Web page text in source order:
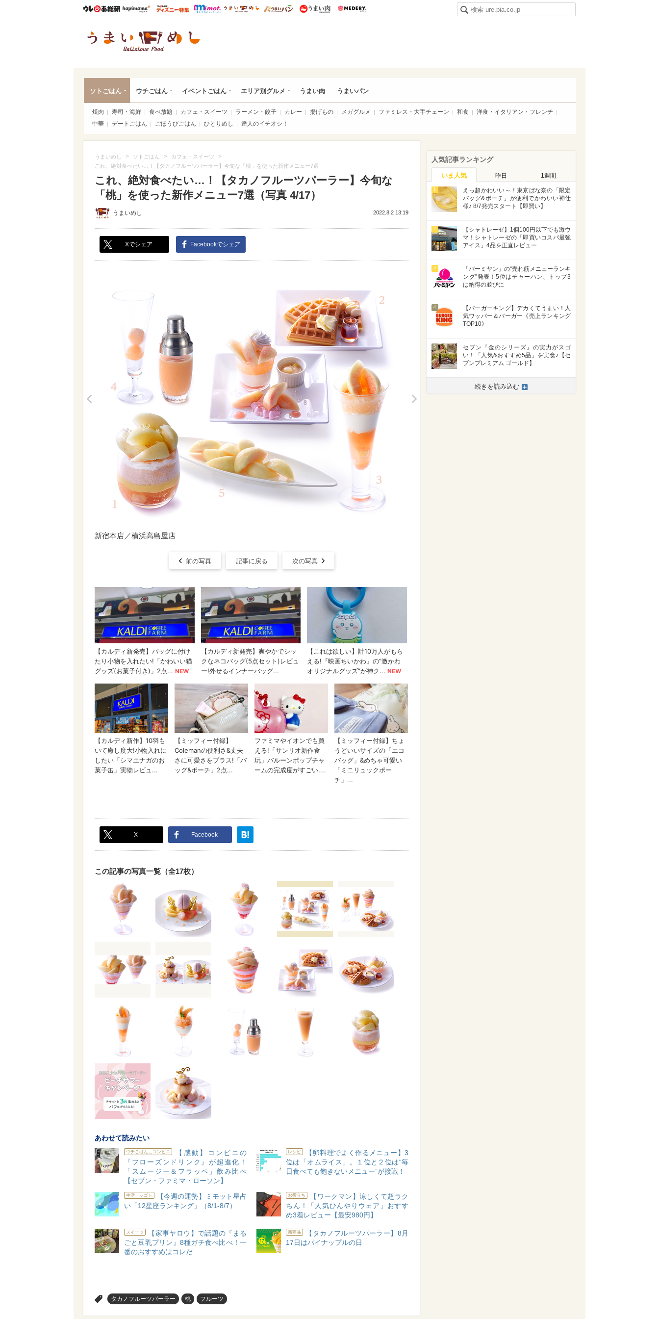
ウレぴあ総研ハピママ* ウレぴあ総研 ディズニー特集
mimot. うまいめし うまいパン うまい肉
ソトごはん ウチごはん イベントごはん エリア別グルメ うまい肉 うまいパン
焼肉 寿司・海鮮 食べ放題 カフェ・スイーツ ラーメン・餃子 カレー 揚げもの メガグルメ ファミレス・大手チェーン 和食
洋食・イタリアン・フレンチ
中華
デートごはん ごほうびごはん ひとりめし 達人のイチオシ！
うまいめし > ソトごはん > カフェ・スイーツ >
これ、絶対食べたい…！【タカノフルーツパーラー】今旬な「桃」を使った新作メニュー7選
これ、絶対食べたい…！【タカノフルーツパーラー】今旬な
「桃」を使った新作メニュー7選（写真 4/17）
うまいめし 2022.8.2 13:19
Xでシェア Facebookでシェア
新宿本店／横浜高島屋店
前の写真 記事に戻る 次の写真
X Facebook
この記事の写真一覧（全17枚）
あわせて読みたい
ウチごはん＿コンビニ
【感動】コンビニの
『フローズンドリンク』が超進化！
「スムージー＆フラッペ」飲み比べ
【セブン・ファミマ・ローソン】
レシピ
【卵料理でよく作るメニュー】3
位は「オムライス」。１位と２位は“毎
日食べても飽きないメニュー”が接戦！
生活・シゴト
【今週の運勢】ミモット星占
い「12星座ランキング」（8/1-8/7）
お役立ち
【ワークマン】涼しくて超ラク
ちん！「人気ひんやりウェア」おすす
め3着レビュー【最安980円】
スイーツ
【家事ヤロウ】で話題の『まる
ごと豆乳プリン』8種ガチ食べ比べ！一
番のおすすめはコレだ
新商品
【タカノフルーツパーラー】8月
17日はパイナップルの日
タカノフルーツパーラー 桃 フルーツ
人気記事ランキング
いま人気 昨日 1週間
1
えっ超かわいい～！東京ばな奈の「限定
バッグ&ポーチ」が便利でかわいい神仕
様♪ 8/7発売スタート【即買い】
2
【シャトレーゼ】1個100円以下でも激ウ
マ！シャトレーゼの「即買いコスパ最強
アイス」4品を正直レビュー
3
「バーミヤン」の“売れ筋メニューランキ
ング”発表！5位はチャーハン、トップ3
は納得の並びに
4
【バーガーキング】デカくてうまい！人
気ワッパー＆バーガー《売上ランキング
TOP10》
5
セブン『金のシリーズ』の実力がスゴ
い！「人気&おすすめ5品」を実食♪【セ
ブンプレミアム ゴールド】
続きを読み込む